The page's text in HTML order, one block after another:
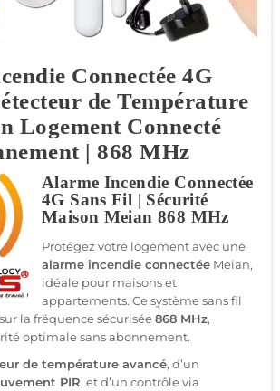
Connectée 4G
de Température
Logement Connecté
| 868 MHz
Alarme Incendie Connectée
4G Sans Fil | Sécurité
Maison Meian 868 MHz
Protégez votre logement avec une
alarme incendie connectée Meian,
idéale pour maisons et
appartements. Ce système sans fil
la fréquence sécurisée868 MHz,
optimale sans abonnement.
de température avancé, d’un
PIR, et d’un contrôle via